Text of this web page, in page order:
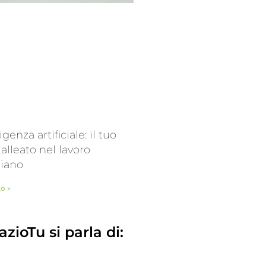
artificiale: il tuo
nel lavoro
»
si parla di: